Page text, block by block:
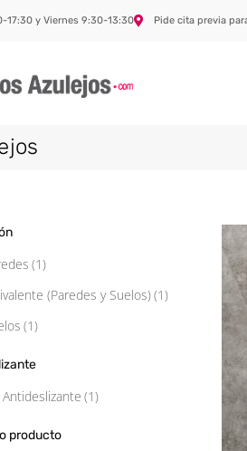
17:30 y Viernes 9:30-13:30 Pide cita previa
(1)
(Paredes y Suelos)(1)
(1)
Antideslizante (1)
producto